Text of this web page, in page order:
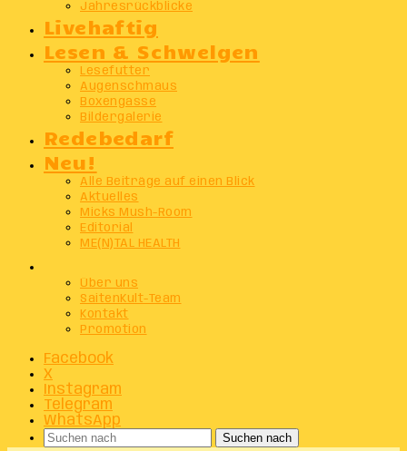
Jahresrückblicke
Livehaftig
Lesen & Schwelgen
Lesefutter
Augenschmaus
Boxengasse
Bildergalerie
Redebedarf
Neu!
Alle Beiträge auf einen Blick
Aktuelles
Micks Mush-Room
Editorial
ME(N)TAL HEALTH
Über uns
SaitenKult-Team
Kontakt
Promotion
Facebook
X
Instagram
Telegram
WhatsApp
Suchen nach